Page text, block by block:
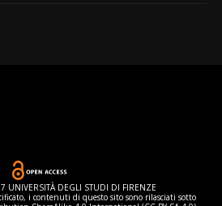
UNIVERSITÀ DEGLI STUDI DI FIRENZE
i contenuti di questo sito sono rilasciati sotto